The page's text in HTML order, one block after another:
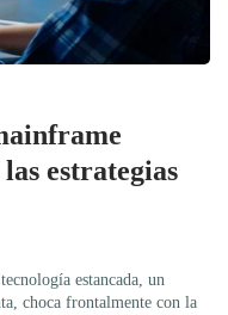
estrategias
estancada, un
choca frontalmente con la